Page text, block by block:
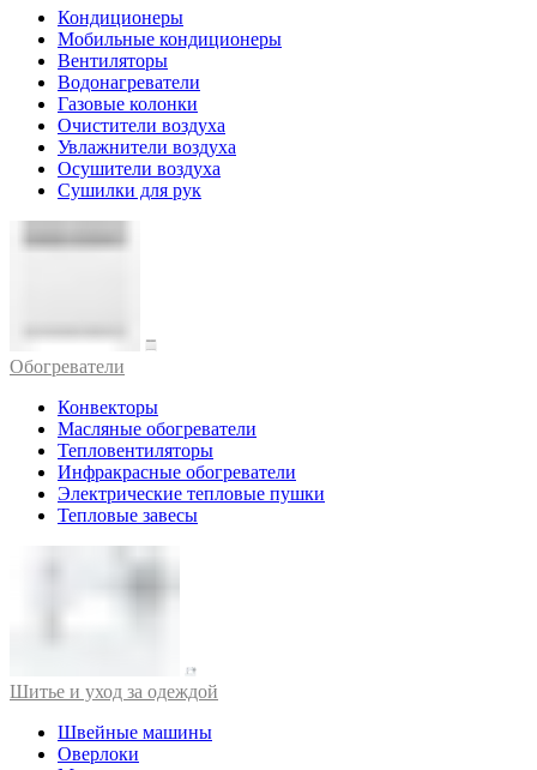
Кондиционеры
Мобильные кондиционеры
Вентиляторы
Водонагреватели
Газовые колонки
Очистители воздуха
Увлажнители воздуха
Осушители воздуха
Сушилки для рук
Обогреватели
Конвекторы
Масляные обогреватели
Тепловентиляторы
Инфракрасные обогреватели
Электрические тепловые пушки
Тепловые завесы
Шитье и уход за одеждой
Швейные машины
Оверлоки